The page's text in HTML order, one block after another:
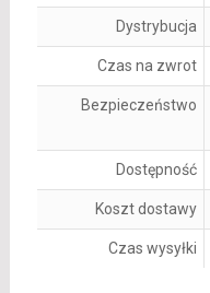
Dystrybucja
Czas na zwrot
Bezpieczeństwo
Dostępność
Koszt dostawy
Czas wysyłki